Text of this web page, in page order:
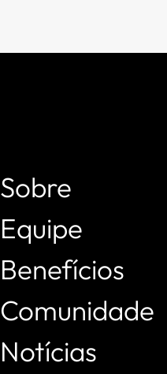
Sobre
Equipe
Benefícios
Comunidade
Notícias